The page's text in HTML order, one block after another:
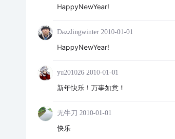
HappyNewYear!
Dazzlingwinter 2010-01-01
HappyNewYear!
yu201026 2010-01-01
新年快乐！万事如意！
无牛刀 2010-01-01
快乐